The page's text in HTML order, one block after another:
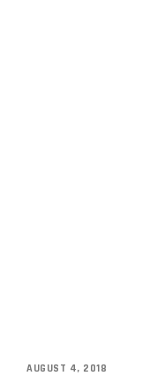
AUGUST 4, 2018